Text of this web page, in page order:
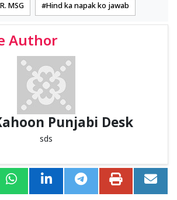
MSG Hind ka napak ko jawab
Author
Punjabi Desk
sds